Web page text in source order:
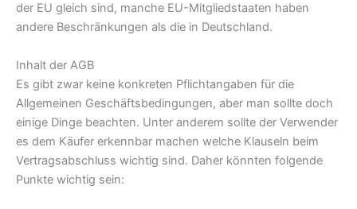
der EU gleich sind, manche EU-Mitgliedstaaten haben
andere Beschränkungen als die in Deutschland.
Inhalt der AGB
Es gibt zwar keine konkreten Pflichtangaben für die
Allgemeinen Geschäftsbedingungen, aber man sollte doch
einige Dinge beachten. Unter anderem sollte der Verwender
es dem Käufer erkennbar machen welche Klauseln beim
Vertragsabschluss wichtig sind. Daher könnten folgende
Punkte wichtig sein: